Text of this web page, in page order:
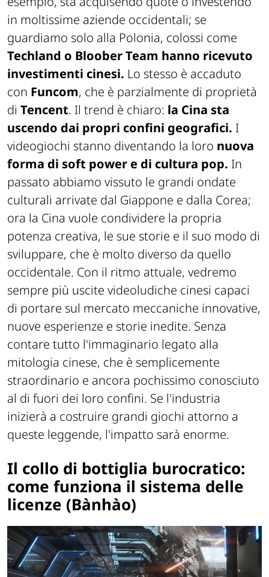
in moltissime aziende occidentali; se
guardiamo solo alla Polonia, colossi come
Techland o Bloober Team hanno ricevuto
investimenti cinesi. Lo stesso è accaduto
con Funcom, che è parzialmente di proprietà
di Tencent. Il trend è chiaro: la Cina sta
uscendo dai propri confini geografici. I
videogiochi stanno diventando la loro nuova
forma di soft power e di cultura pop. In
passato abbiamo vissuto le grandi ondate
culturali arrivate dal Giappone e dalla Corea;
ora la Cina vuole condividere la propria
potenza creativa, le sue storie e il suo modo di
sviluppare, che è molto diverso da quello
occidentale. Con il ritmo attuale, vedremo
sempre più uscite videoludiche cinesi capaci
di portare sul mercato meccaniche innovative,
nuove esperienze e storie inedite. Senza
contare tutto l'immaginario legato alla
mitologia cinese, che è semplicemente
straordinario e ancora pochissimo conosciuto
al di fuori dei loro confini. Se l'industria
inizierà a costruire grandi giochi attorno a
queste leggende, l'impatto sarà enorme.
Il collo di bottiglia burocratico:
come funziona il sistema delle
licenze (Bànhào)